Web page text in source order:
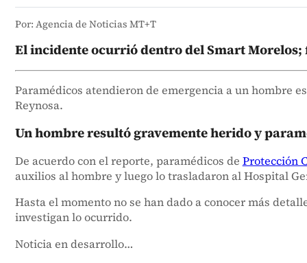
Por: Agencia de Noticias MT+T
El incidente ocurrió dentro del Smart
Paramédicos atendieron de emergencia a un hombre
Reynosa.
Un hombre resultó gravemente herido y
De acuerdo con el reporte, paramédicos de Protección
auxilios al hombre y luego lo trasladaron al Hospital
Hasta el momento no se han dado a conocer más
investigan lo ocurrido.
Noticia en desarrollo…